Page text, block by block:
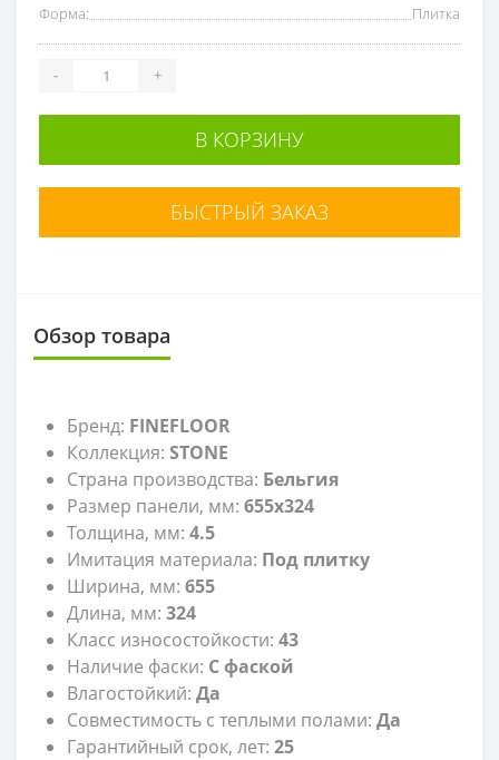
Форма:
Плитка
- +
В КОРЗИНУ
БЫСТРЫЙ ЗАКАЗ
Обзор товара
Бренд: FINEFLOOR
Коллекция: STONE
Страна производства: Бельгия
Размер панели, мм: 655x324
Толщина, мм: 4.5
Имитация материала: Под плитку
Ширина, мм: 655
Длина, мм: 324
Класс износостойкости: 43
Наличие фаски: С фаской
Влагостойкий: Да
Совместимость с теплыми полами: Да
Гарантийный срок, лет: 25